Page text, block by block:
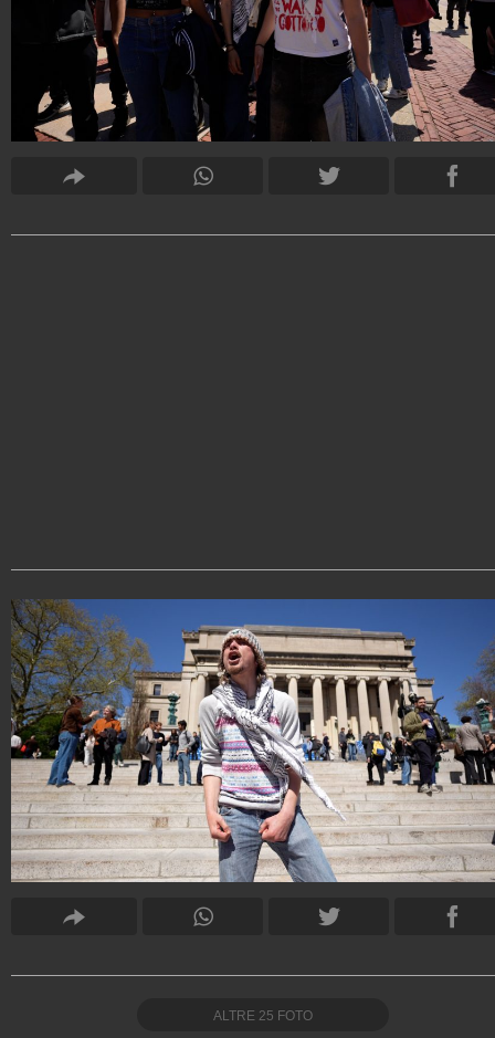
ALTRE 25 FOTO